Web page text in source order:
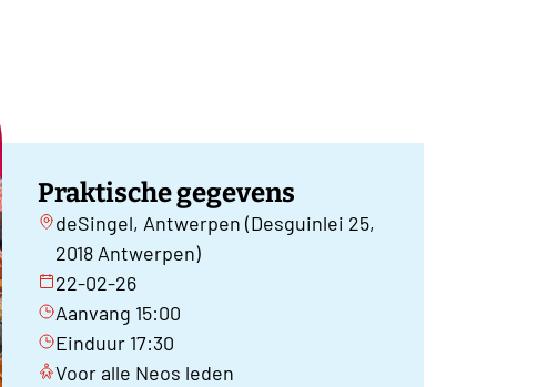
Praktische gegevens
deSingel, Antwerpen (Desguinlei 25,
2018 Antwerpen)
22-02-26
Aanvang 15:00
Einduur 17:30
Voor alle Neos leden